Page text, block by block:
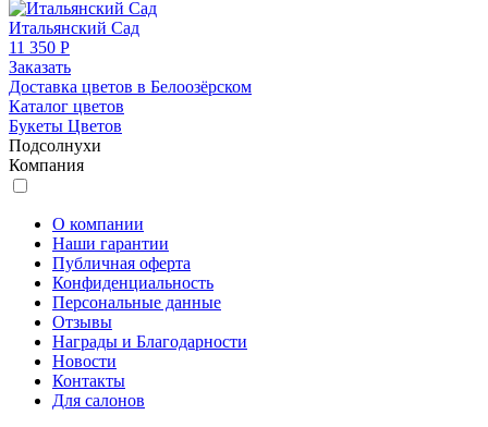
Итальянский Сад
11 350 Р
Заказать
Доставка цветов в Белоозёрском
Каталог цветов
Букеты Цветов
Подсолнухи
Компания
О компании
Наши гарантии
Публичная оферта
Конфиденциальность
Персональные данные
Отзывы
Награды и Благодарности
Новости
Контакты
Для салонов